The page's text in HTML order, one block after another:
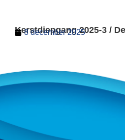
Kerstdiepgang 2025-3 /
8 december 2025